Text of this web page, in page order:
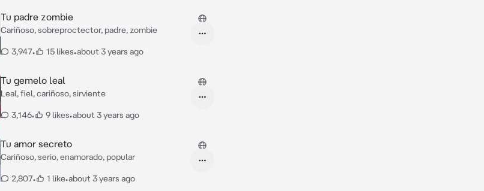
Tu padre zombie
Cariñoso, sobreproctector, padre, zombie
3,947• 15 likes•about 3 years ago
Tu gemelo leal
Leal, fiel, cariñoso, sirviente
3,146• 9 likes•about 3 years ago
Tu amor secreto
Cariñoso, serio, enamorado, popular
2,807• 1 like•about 3 years ago